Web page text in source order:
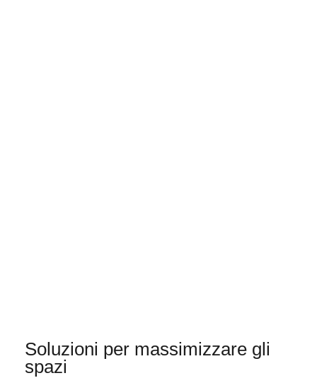
Soluzioni per massimizzare gli
spazi